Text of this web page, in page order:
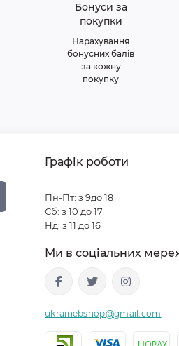
Бонуси за
покупки
Нарахування
бонусних балів
за кожну
покупку
Графік роботи
Пн-Пт: з 9до 18
Сб: з 10 до 17
Нд: з 11 до 16
Ми в соціальних
ukrainebshop@gmail.com